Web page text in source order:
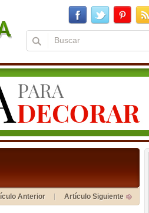
Anterior Artículo Siguiente